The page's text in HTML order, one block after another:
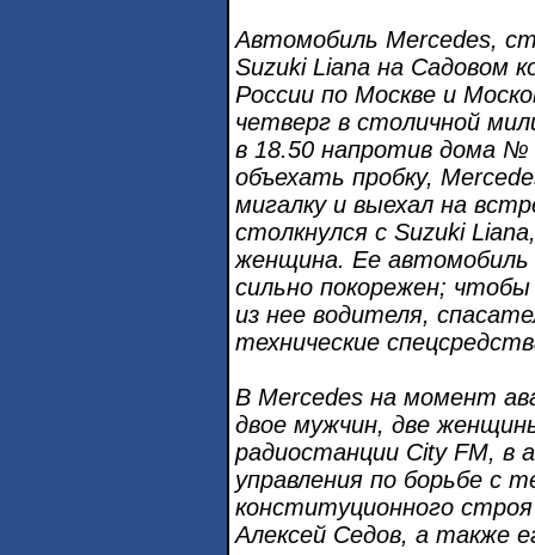
Автомобиль Mercedes,
Suzuki Liana на Садовом
России по Москве и
четверг в столичной
в 18.50 напротив дома
объехать пробку,
мигалку и выехал на
столкнулся с Suzuki
женщина. Ее автомобиль
сильно покорежен;
из нее водителя,
технические
В Mercedes на момент
двое мужчин, две
радиостанции City FM, в
управления по борьбе с
конституционного
Алексей Седов, а также